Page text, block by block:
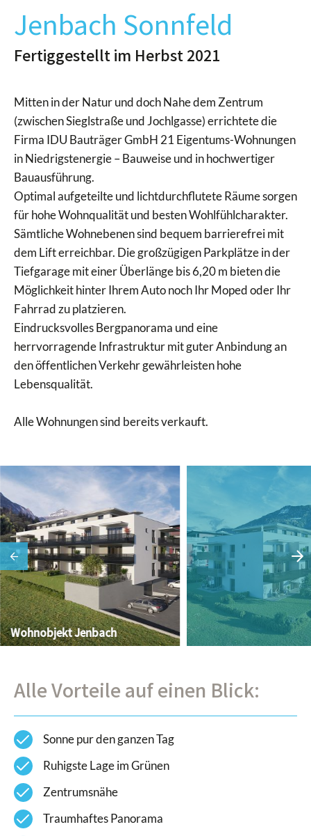
Jenbach Sonnfeld
Fertiggestellt im Herbst 2021
Mitten in der Natur und doch Nahe dem Zentrum
(zwischen Sieglstraße und Jochlgasse) errichtete die
Firma IDU Bauträger GmbH 21 Eigentums-Wohnungen
in Niedrigstenergie – Bauweise und in hochwertiger
Bauausführung.
Optimal aufgeteilte und lichtdurchflutete Räume sorgen
für hohe Wohnqualität und besten Wohlfühlcharakter.
Sämtliche Wohnebenen sind bequem barrierefrei mit
dem Lift erreichbar. Die großzügigen Parkplätze in der
Tiefgarage mit einer Überlänge bis 6,20 m bieten die
Möglichkeit hinter Ihrem Auto noch Ihr Moped oder Ihr
Fahrrad zu platzieren.
Eindrucksvolles Bergpanorama und eine
herrvorragende Infrastruktur mit guter Anbindung an
den öffentlichen Verkehr gewährleisten hohe
Lebensqualität.
Alle Wohnungen sind bereits verkauft.
Wohnobjekt Jenbach
Alle Vorteile auf einen Blick:
check Sonne pur den ganzen Tag
check Ruhigste Lage im Grünen
check Zentrumsnähe
check Traumhaftes Panorama